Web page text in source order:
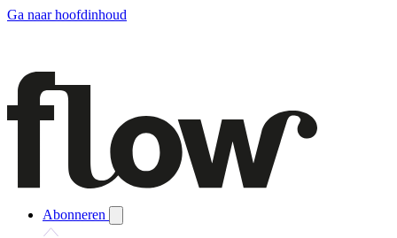
Ga naar hoofdinhoud
Abonneren